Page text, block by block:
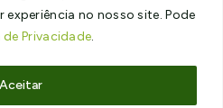
no nosso site. Pode
Privacidade.
Aceitar